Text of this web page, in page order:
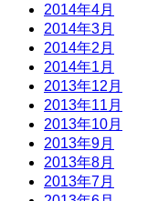
2014年4月
2014年3月
2014年2月
2014年1月
2013年12月
2013年11月
2013年10月
2013年9月
2013年8月
2013年7月